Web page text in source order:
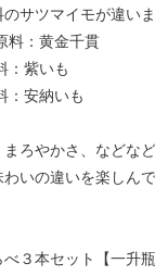
サツマイモが違いま
：黄金千貫
紫いも
納いも
ろやかさ、などなど
いの違いを楽しん
３本セット【一升瓶